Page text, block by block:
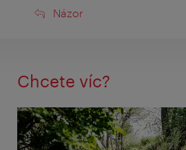
Názor
Názor
Chcete víc?